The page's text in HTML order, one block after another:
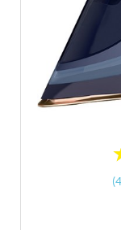
(